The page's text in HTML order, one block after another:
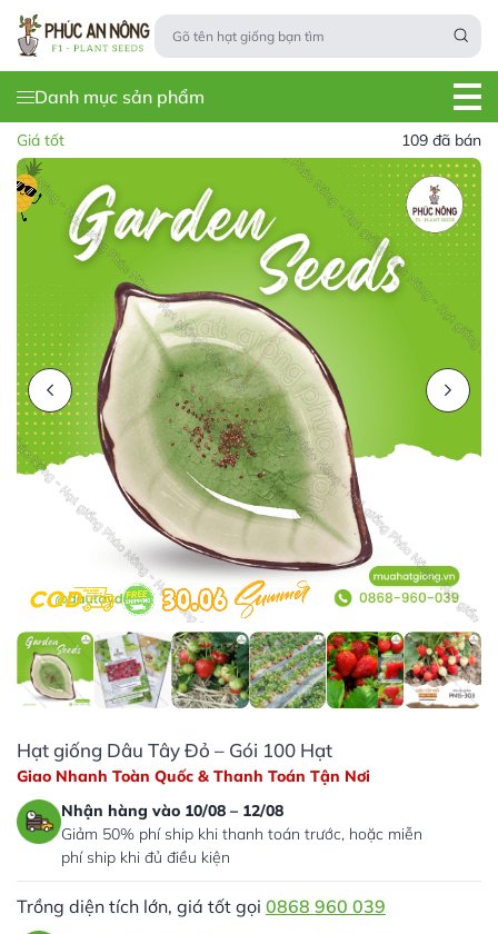
Danh mục sản phẩm
Giá tốt 109 đã bán
Hạt giống Dâu Tây Đỏ – Gói 100 Hạt
Giao Nhanh Toàn Quốc & Thanh Toán Tận Nơi
Nhận hàng vào 10/08 – 12/08
Giảm 50% phí ship khi thanh toán trước, hoặc miễn
phí ship khi đủ điều kiện
Trồng diện tích lớn, giá tốt gọi 0868 960 039